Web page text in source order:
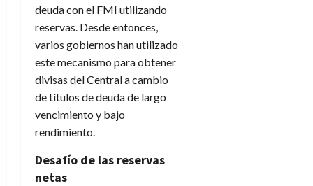
deuda con el FMI utilizando
reservas. Desde entonces,
varios gobiernos han utilizado
este mecanismo para obtener
divisas del Central a cambio
de títulos de deuda de largo
vencimiento y bajo
rendimiento.
Desafío de las reservas
netas